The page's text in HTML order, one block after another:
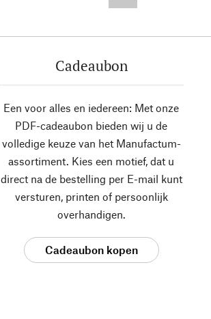
Cadeaubon
Een voor alles en iedereen: Met onze
PDF-cadeaubon bieden wij u de
volledige keuze van het Manufactum-
assortiment. Kies een motief, dat u
direct na de bestelling per E-mail kunt
versturen, printen of persoonlijk
overhandigen.
Cadeaubon kopen